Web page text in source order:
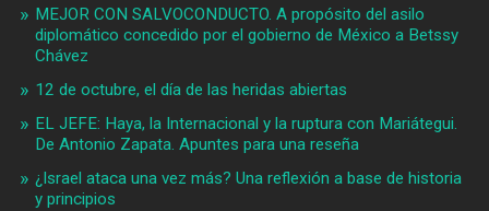
MEJOR CON SALVOCONDUCTO. A propósito del asilo
diplomático concedido por el gobierno de México a Betssy
Chávez
12 de octubre, el día de las heridas abiertas
EL JEFE: Haya, la Internacional y la ruptura con Mariátegui.
De Antonio Zapata. Apuntes para una reseña
¿Israel ataca una vez más? Una reflexión a base de historia
y principios